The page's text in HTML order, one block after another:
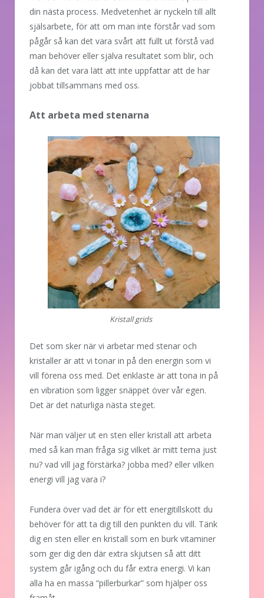
din nästa process. Medvetenhet är nyckeln till allt
själsarbete, för att om man inte förstår vad som
pågår så kan det vara svårt att fullt ut förstå vad
man behöver eller själva resultatet som blir, och
då kan det vara lätt att inte uppfattar att de har
jobbat tillsammans med oss.
Att arbeta med stenarna
Kristall grids
Det som sker när vi arbetar med stenar och
kristaller är att vi tonar in på den energin som vi
vill förena oss med. Det enklaste är att tona in på
en vibration som ligger snäppet över vår egen.
Det är det naturliga nästa steget.
När man väljer ut en sten eller kristall att arbeta
med så kan man fråga sig vilket är mitt tema just
nu? vad vill jag förstärka? jobba med? eller vilken
energi vill jag vara i?
Fundera över vad det är för ett energitillskott du
behöver för att ta dig till den punkten du vill. Tänk
dig en sten eller en kristall som en burk vitaminer
som ger dig den där extra skjutsen så att ditt
system går igång och du får extra energi. Vi kan
alla ha en massa “pillerburkar” som hjälper oss